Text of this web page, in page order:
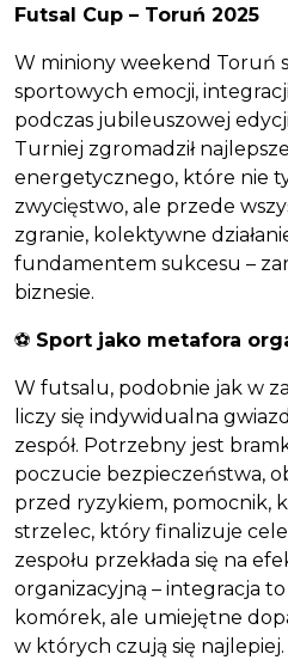
Futsal Cup – Toruń 2025
W miniony weekend Toruń
sportowych emocji,
podczas jubileuszowej edycji
Turniej zgromadził
energetycznego, które nie
zwycięstwo, ale przede
zgranie, kolektywne
fundamentem sukcesu –
biznesie.
⚽ Sport jako metafora
W futsalu, podobnie jak w
liczy się indywidualna
zespół. Potrzebny jest
poczucie bezpieczeństwa,
przed ryzykiem, pomocnik,
strzelec, który finalizuje
zespołu przekłada się na
organizacyjną – integracja
komórek, ale umiejętne
w których czują się najlepiej.